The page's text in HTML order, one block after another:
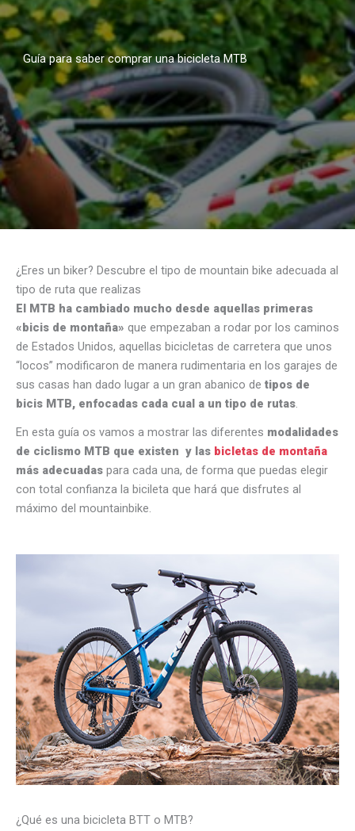
Guía para saber comprar una bicicleta MTB
¿Eres un biker? Descubre el tipo de mountain bike adecuada al
tipo de ruta que realizas
El MTB ha cambiado mucho desde aquellas primeras
«bicis de montaña» que empezaban a rodar por los caminos
de Estados Unidos, aquellas bicicletas de carretera que unos
“locos” modificaron de manera rudimentaria en los garajes de
sus casas han dado lugar a un gran abanico de tipos de
bicis MTB, enfocadas cada cual a un tipo de rutas.
En esta guía os vamos a mostrar las diferentes modalidades
de ciclismo MTB que existen y las bicletas de montaña
más adecuadas para cada una, de forma que puedas elegir
con total confianza la bicileta que hará que disfrutes al
máximo del mountainbike.
¿Qué es una bicicleta BTT o MTB?